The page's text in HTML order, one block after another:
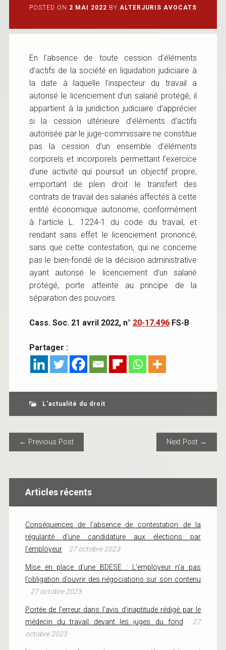
POSTED ON 2 MAI 2022 BY ALTERJURIS AVOCATS
En l’absence de toute cession d’éléments
d’actifs de la société en liquidation judiciaire à
la date à laquelle l’inspecteur du travail a
autorisé le licenciement d’un salarié protégé, il
appartient à la juridiction judiciaire d’apprécier
si la cession ultérieure d’éléments d’actifs
autorisée par le juge-commissaire ne constitue
pas la cession d’un ensemble d’éléments
corporels et incorporels permettant l’exercice
d’une activité qui poursuit un objectif propre,
emportant de plein droit le transfert des
contrats de travail des salariés affectés à cette
entité économique autonome, conformément
à l’article L. 1224-1 du code du travail, et
rendant sans effet le licenciement prononcé,
sans que cette contestation, qui ne concerne
pas le bien-fondé de la décision administrative
ayant autorisé le licenciement d’un salarié
protégé, porte atteinte au principe de la
séparation des pouvoirs.
Cass. Soc. 21 avril 2022, n° 20-17.496FS-B
Partager :
L'actualité du droit
POST NAVIGATION
← Previous Post Next Post →
Articles récents
Conséquences de l’absence de contestation de la
régularité d’une candidature aux élections par
l’employeur
27 octobre 2023
Mise en place d’une BDESE : L’employeur n’a pas
l’obligation d’ouvrir des négociations sur son contenu
27 octobre 2023
Portée de l’erreur dans l’avis d’inaptitude rédigé par le
médecin du travail devant les juges du fond
27
octobre 2023